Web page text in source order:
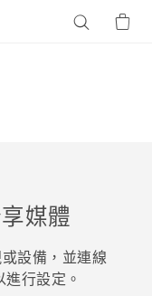
媒體
設備，並連線
行設定。